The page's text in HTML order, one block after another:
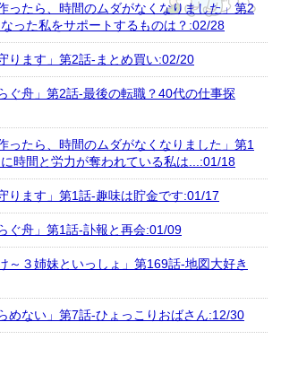
ったら、時間のムダがなくなりました」第2
った私をサポートするものは？:02/28
ります」第2話-まとめ買い:02/20
ぐ舟」第2話-最後の転職？40代の仕事探
ったら、時間のムダがなくなりました」第1
時間と労力が奪われている私は...:01/18
ります」第1話-趣味は貯金です:01/17
ぐ舟」第1話-訃報と再会:01/09
～３姉妹といっしょ」第169話-地図大好き
めない」第7話-ひょっこりおばさん:12/30